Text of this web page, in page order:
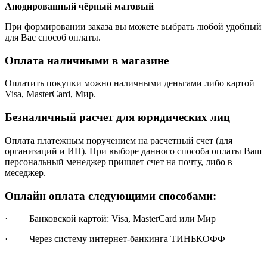
Анодированный чёрный матовый
При формировании заказа вы можете выбрать любой удобный
для Вас способ оплаты.
Оплата наличными в магазине
Оплатить покупки можно наличными деньгами либо картой
Visa, MasterCard, Мир.
Безналичный расчет для юридических лиц
Оплата платежным поручением на расчетный счет (для
организаций и ИП). При выборе данного способа оплаты Ваш
персональный менеджер пришлет счет на почту, либо в
меседжер.
Онлайн оплата следующими способами:
· Банковской картой: Visa, MasterCard или Мир
· Через систему интернет-банкинга ТИНЬКОФФ